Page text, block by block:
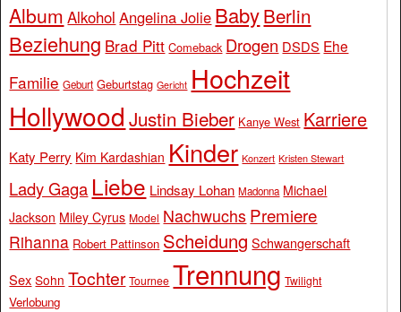
Album Alkohol Angelina Jolie BabyBerlin
Beziehung Brad Pitt Comeback Drogen DSDS Ehe
Familie Geburt Geburtstag Gericht Hochzeit
Hollywood Justin Bieber Kanye West Karriere
Katy Perry Kim Kardashian Kinder Konzert Kristen Stewart
Lady Gaga Liebe Lindsay Lohan Madonna Michael
Jackson Miley Cyrus Model Nachwuchs Premiere
Rihanna Robert Pattinson Scheidung Schwangerschaft
Sex Sohn Tochter Tournee Trennung Twilight
Verlobung